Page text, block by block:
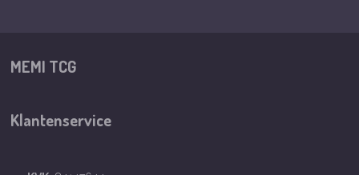
MEMI TCG
Klantenservice